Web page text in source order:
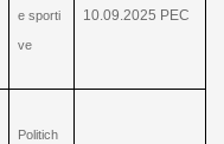
e sporti
ve
10.09.2025 PEC
Politich